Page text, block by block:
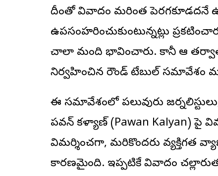
దీంతో వివాదం మరింత పెరగకూడదనే
ఉపసంహరించుకుంటున్నట్లు
చాలా మంది భావించారు. కానీ ఆ తర్వాత
నిర్వహించిన రౌండ్ టేబుల్ సమావేశం
ఈ సమావేశంలో పలువురు
పవన్ కళ్యాణ్ (Pawan Kalyan) పై
విమర్శించగా, మరికొందరు వ్యక్తిగత
కారణమైంది. ఇప్పటికే వివాదం